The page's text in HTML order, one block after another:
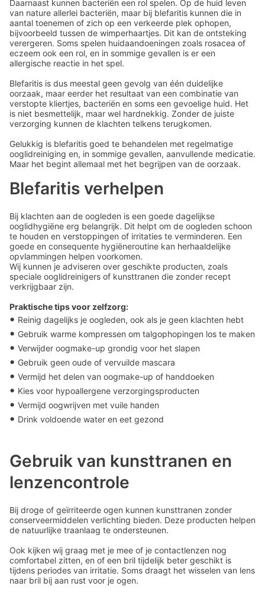
Daarnaast kunnen bacteriën een rol spelen. Op de huid leven
van nature allerlei bacteriën, maar bij blefaritis kunnen die in
aantal toenemen of zich op een verkeerde plek ophopen,
bijvoorbeeld tussen de wimperhaartjes. Dit kan de ontsteking
verergeren. Soms spelen huidaandoeningen zoals rosacea of
eczeem ook een rol, en in sommige gevallen is er een
allergische reactie in het spel.
Blefaritis is dus meestal geen gevolg van één duidelijke
oorzaak, maar eerder het resultaat van een combinatie van
verstopte kliertjes, bacteriën en soms een gevoelige huid. Het
is niet besmettelijk, maar wel hardnekkig. Zonder de juiste
verzorging kunnen de klachten telkens terugkomen.
Gelukkig is blefaritis goed te behandelen met regelmatige
ooglidreiniging en, in sommige gevallen, aanvullende medicatie.
Maar het begint allemaal met het begrijpen van de oorzaak.
Blefaritis verhelpen
Bij klachten aan de oogleden is een goede dagelijkse
ooglidhygiëne erg belangrijk. Dit helpt om de oogleden schoon
te houden en verstoppingen of irritaties te verminderen. Een
goede en consequente hygiëneroutine kan herhaaldelijke
opvlammingen helpen voorkomen.
Wij kunnen je adviseren over geschikte producten, zoals
speciale ooglidreinigers of kunsttranen die zonder recept
verkrijgbaar zijn.
Praktische tips voor zelfzorg:
• Reinig dagelijks je oogleden, ook als je geen klachten hebt
• Gebruik warme kompressen om talgophopingen los te maken
• Verwijder oogmake-up grondig voor het slapen
• Gebruik geen oude of vervuilde mascara
• Vermijd het delen van oogmake-up of handdoeken
• Kies voor hypoallergene verzorgingsproducten
• Vermijd oogwrijven met vuile handen
• Drink voldoende water en eet gezond
Gebruik van kunsttranen en
lenzencontrole
Bij droge of geïrriteerde ogen kunnen kunsttranen zonder
conserveermiddelen verlichting bieden. Deze producten helpen
de natuurlijke traanlaag te ondersteunen.
Ook kijken wij graag met je mee of je contactlenzen nog
comfortabel zitten, en of een bril tijdelijk beter geschikt is
tijdens periodes van irritatie. Soms draagt het wisselen van lens
naar bril bij aan rust voor je ogen.